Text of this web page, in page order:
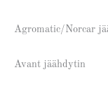
Agromatic/Norcar
Avant jäähdytin